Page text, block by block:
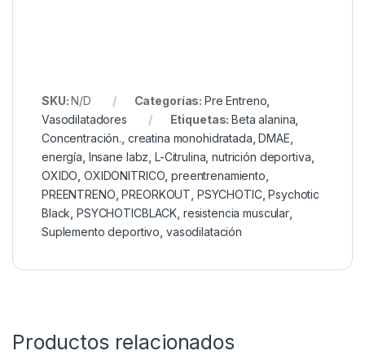
SKU:N/D Categorías: Pre Entreno
Vasodilatadores
Etiquetas:Beta alanina
Concentración. creatina monohidratada ,DMAE
energía Insane labz L-Citrulina ,nutrición deportiva
OXIDO ,OXIDONITRICO ,preentrenamiento
PREENTRENO ,PREORKOUT PSYCHOTIC,Psychotic
Black ,PSYCHOTICBLACK resistencia muscular
Suplemento deportivo vasodilatación
Productos relacionados